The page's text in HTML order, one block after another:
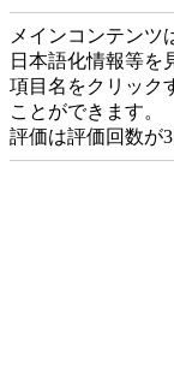
メインコンテンツ
日本語化情報等を
項目名をクリック
ことができます。
評価は評価回数が